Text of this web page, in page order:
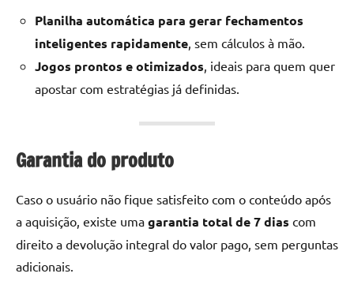
Planilha automática para gerar fechamentos
inteligentes rapidamente , sem cálculos à mão.
Jogos prontos e otimizados , ideais para quem quer
apostar com estratégias já definidas.
Garantia do produto
Caso o usuário não fique satisfeito com o conteúdo após
a aquisição, existe uma garantia total de 7 dias com
direito a devolução integral do valor pago, sem perguntas
adicionais.